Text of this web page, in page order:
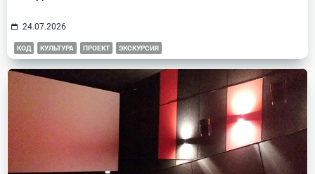
24.07.2026
КОД КУЛЬТУРА ПРОЕКТ ЭКСКУРСИЯ